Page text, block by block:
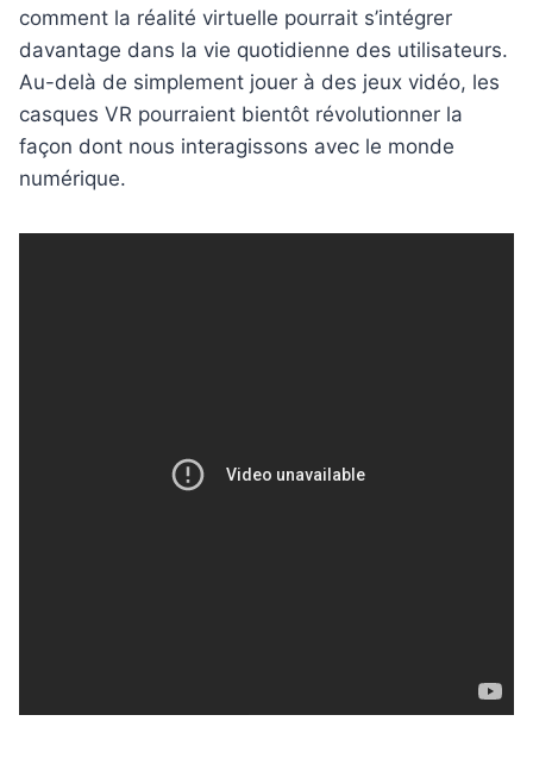
comment la réalité virtuelle pourrait s’intégrer
davantage dans la vie quotidienne des utilisateurs.
Au-delà de simplement jouer à des jeux vidéo, les
casques VR pourraient bientôt révolutionner la
façon dont nous interagissons avec le monde
numérique.